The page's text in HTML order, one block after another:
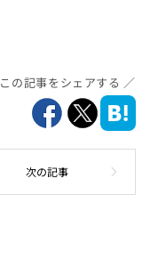
この記事をシェアする